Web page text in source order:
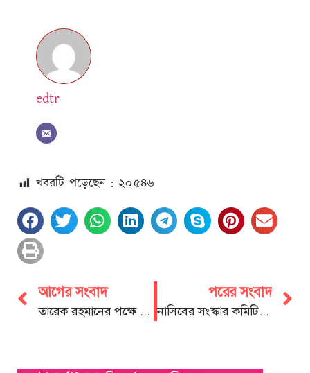
edtr
খবরটি পড়েছেন : ২০৫৪৬
আগের সংবাদ
তারেক রহমানের পক্ষে চট্টগ্রামে শামসুল আলমের সেহেরী ও ইফতার সামগ্রী বিতরণ
পরের সংবাদ
নাসিবের সংস্কার কমিটি গঠন, আহবায়ক মির্জা মাসুদ